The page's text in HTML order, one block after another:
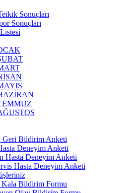
Sonuçları
Sonuçları
Geri Bildirim Anketi
Deneyim Anketi
Hasta Deneyim Anketi
Hasta Deneyim Anketi
Kala Bildirim Formu